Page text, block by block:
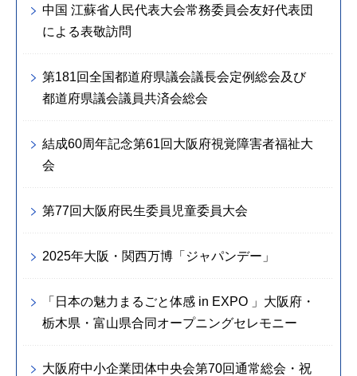
中国 江蘇省人民代表大会常務委員会友好代表団
による表敬訪問
第181回全国都道府県議会議長会定例総会及び
都道府県議会議員共済会総会
結成60周年記念第61回大阪府視覚障害者福祉大
会
第77回大阪府民生委員児童委員大会
2025年大阪・関西万博「ジャパンデー」
「日本の魅力まるごと体感 in EXPO 」大阪府・
栃木県・富山県合同オープニングセレモニー
大阪府中小企業団体中央会第70回通常総会・祝